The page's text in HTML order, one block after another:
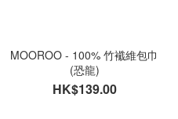
MOOROO - 100% 竹襳維包巾
(恐龍)
HK$139.00